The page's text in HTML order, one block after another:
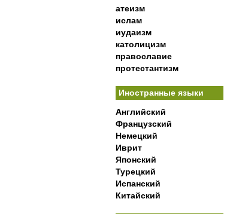
атеизм
ислам
иудаизм
католицизм
православие
протестантизм
Иностранные языки
Английский
Французский
Немецкий
Иврит
Японский
Турецкий
Испанский
Китайский